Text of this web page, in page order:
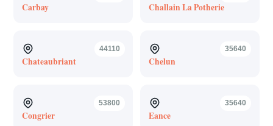
Carbay Challain La Potherie
44110
Chateaubriant
35640
Chelun
53800
Congrier
35640
Eance